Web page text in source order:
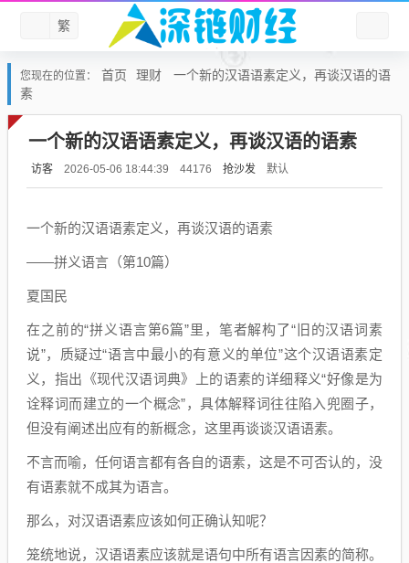
繁
您现在的位置： 首页 理财
一个新的汉语语素定义，再谈汉语的语
素
一个新的汉语语素定义，再谈汉语的语素
访客 2026-05-06 18:44:39 44176 抢沙发 默认
一个新的汉语语素定义，再谈汉语的语素
——拼义语言（第10篇）
夏国民
在之前的“拼义语言第6篇”里，笔者解构了“旧的汉语词素
说”，质疑过“语言中最小的有意义的单位”这个汉语语素定
义，指出《现代汉语词典》上的语素的详细释义“好像是为
诠释词而建立的一个概念”，具体解释词往往陷入兜圈子，
但没有阐述出应有的新概念，这里再谈谈汉语语素。
不言而喻，任何语言都有各自的语素，这是不可否认的，没
有语素就不成其为语言。
那么，对汉语语素应该如何正确认知呢？
笼统地说，汉语语素应该就是语句中所有语言因素的简称。